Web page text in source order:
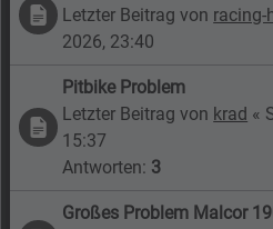
Letzter Beitrag von racing-
2026, 23:40
Pitbike Problem
Letzter Beitrag von krad «
15:37
Antworten: 3
Großes Problem Malcor